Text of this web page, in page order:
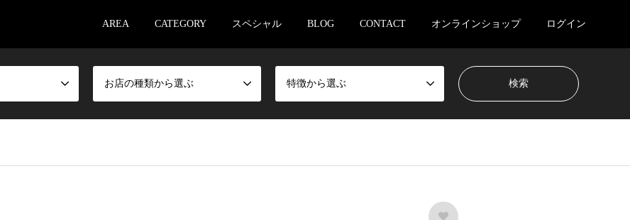
AREA CATEGORY スペシャル BLOG CONTACT オンラインショップ ログイン
お店の種類から選ぶ 特徴から選ぶ